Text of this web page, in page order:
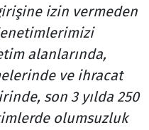
izin vermeden
alanlarında,
ve ihracat
son 3 yılda 250
olumsuzluk